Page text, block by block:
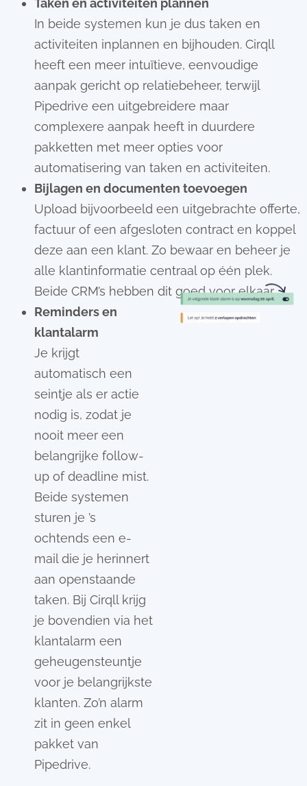
Taken en activiteiten plannen
In beide systemen kun je dus taken en
activiteiten inplannen en bijhouden. Cirqll
heeft een meer intuïtieve, eenvoudige
aanpak gericht op relatiebeheer, terwijl
Pipedrive een uitgebreidere maar
complexere aanpak heeft in duurdere
pakketten met meer opties voor
automatisering van taken en activiteiten.
Bijlagen en documenten toevoegen
Upload bijvoorbeeld een uitgebrachte offerte,
factuur of een afgesloten contract en koppel
deze aan een klant. Zo bewaar en beheer je
alle klantinformatie centraal op één plek.
Beide CRM’s hebben dit goed voor elkaar.
Reminders en
klantalarm
Je krijgt
automatisch een
seintje als er actie
nodig is, zodat je
nooit meer een
belangrijke follow-
up of deadline mist.
Beide systemen
sturen je ’s
ochtends een e-
mail die je herinnert
aan openstaande
taken. Bij Cirqll krijg
je bovendien via het
klantalarm een
geheugensteuntje
voor je belangrijkste
klanten. Zo’n alarm
zit in geen enkel
pakket van
Pipedrive.